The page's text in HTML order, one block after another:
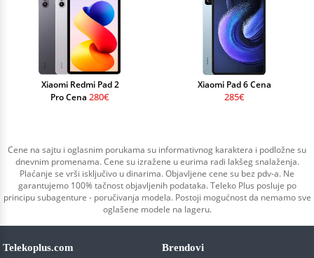
Xiaomi Redmi Pad 2
Pro Cena 280€
Xiaomi Pad 6 Cena
285€
Cene na sajtu i oglasnim porukama su informativnog karaktera i podložne su
dnevnim promenama. Cene su izražene u eurima radi lakšeg snalaženja.
Plaćanje se vrši isključivo u dinarima. Objavljene cene su bez pdv-a. Ne
garantujemo 100% tačnost objavljenih podataka. Teleko Plus posluje po
principu subagenture - poručivanja modela. Postoji mogućnost da nemamo sve
oglašene modele na lageru.
Telekoplus.com Brendovi